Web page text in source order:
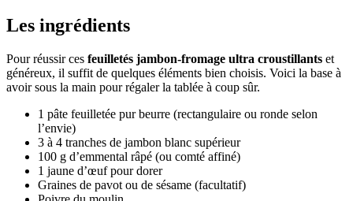
Les ingrédients
Pour réussir ces feuilletés jambon-fromage ultra croustillants et
généreux, il suffit de quelques éléments bien choisis. Voici la base à
avoir sous la main pour régaler la tablée à coup sûr.
1 pâte feuilletée pur beurre (rectangulaire ou ronde selon
l’envie)
3 à 4 tranches de jambon blanc supérieur
100 g d’emmental râpé (ou comté affiné)
1 jaune d’œuf pour dorer
Graines de pavot ou de sésame (facultatif)